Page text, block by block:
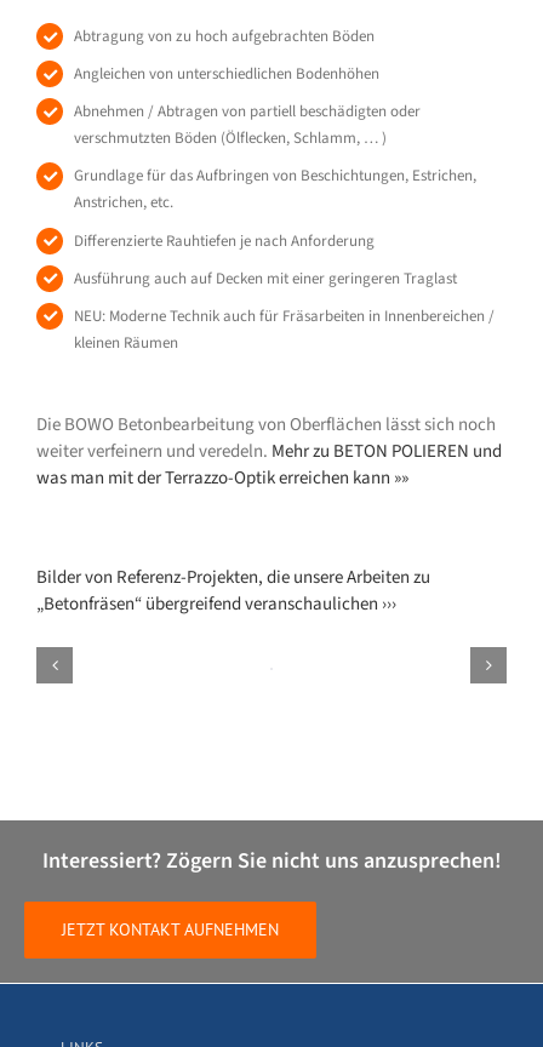
Abtragung von zu hoch aufgebrachten Böden
Angleichen von unterschiedlichen Bodenhöhen
Abnehmen / Abtragen von partiell beschädigten oder
verschmutzten Böden (Ölflecken, Schlamm, … )
Grundlage für das Aufbringen von Beschichtungen, Estrichen,
Anstrichen, etc.
Differenzierte Rauhtiefen je nach Anforderung
Ausführung auch auf Decken mit einer geringeren Traglast
NEU: Moderne Technik auch für Fräsarbeiten in Innenbereichen /
kleinen Räumen
Die BOWO Betonbearbeitung von Oberflächen lässt sich noch
weiter verfeinern und veredeln. Mehr zu BETON POLIEREN und
was man mit der Terrazzo-Optik erreichen kann »»
Bilder von Referenz-Projekten, die unsere Arbeiten zu
„Betonfräsen“ übergreifend veranschaulichen ›››
Interessiert? Zögern Sie nicht uns anzusprechen!
JETZT KONTAKT AUFNEHMEN